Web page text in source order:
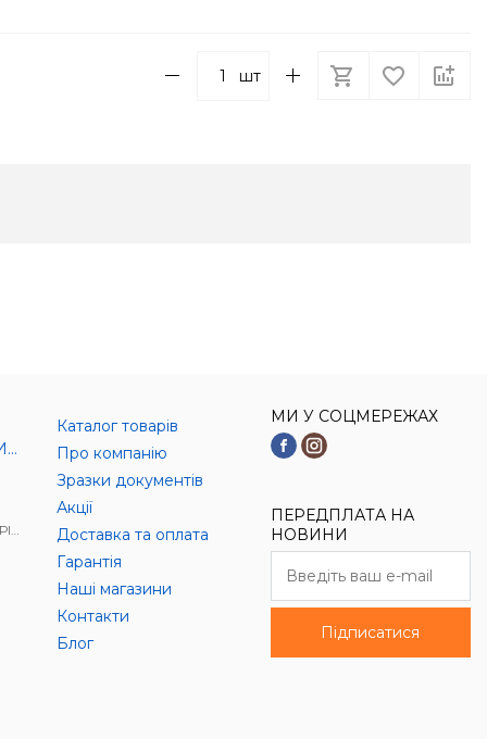
шт
Каталог товарів
Про компанію
Зразки документів
Акції
Доставка та оплата
Гарантія
Наші магазини
Контакти
Блог
МИ У СОЦМЕРЕЖАХ
ПЕРЕДПЛАТА НА
НОВИНИ
Підписатися